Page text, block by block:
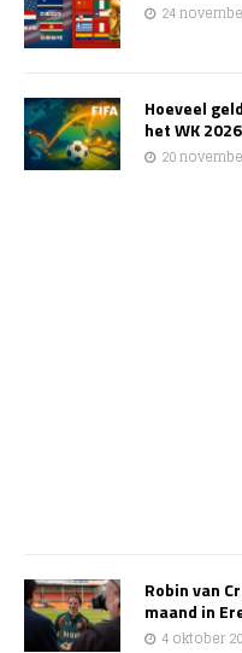
24
Hoeveel
het WK
20
Robin van
maand in
4 oktober